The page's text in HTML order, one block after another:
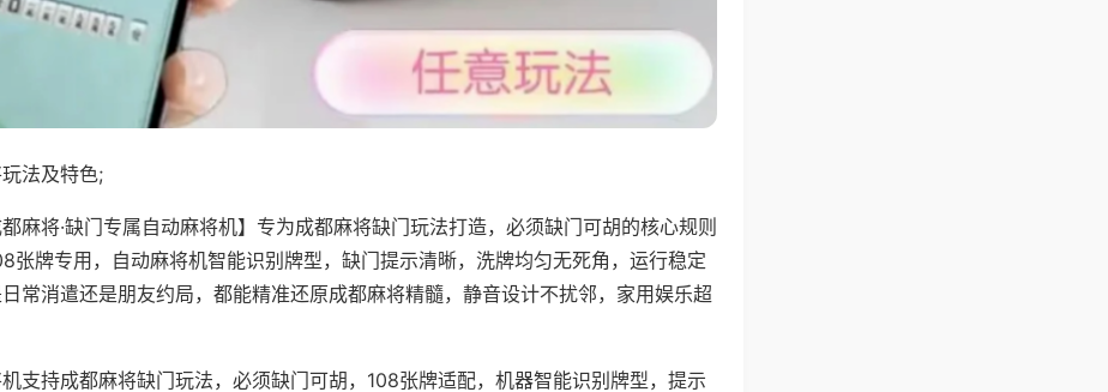
法及特色;
都麻将·缺门专属自动麻将机】专为成都麻将缺门玩法打造，必须缺门可胡的核心规则
张牌专用，自动麻将机智能识别牌型，缺门提示清晰，洗牌均匀无死角，运行稳定
常消遣还是朋友约局，都能精准还原成都麻将精髓，静音设计不扰邻，家用娱乐超
支持成都麻将缺门玩法，必须缺门可胡，108张牌适配，机器智能识别牌型，提示